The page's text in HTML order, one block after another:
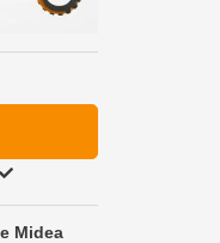
Midea